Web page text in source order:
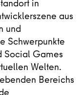
in
aus
und
Schwerpunkte
Social Games
Welten.
Bereichs